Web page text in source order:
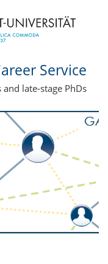
Service
late-stage PhDs